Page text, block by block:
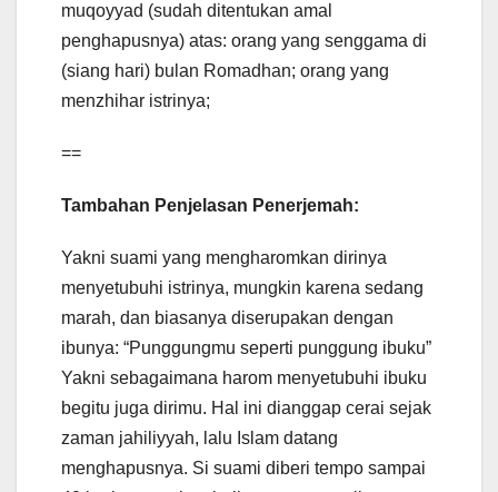
muqoyyad (sudah ditentukan amal
penghapusnya) atas: orang yang senggama di
(siang hari) bulan Romadhan; orang yang
menzhihar istrinya;
==
Tambahan Penjelasan Penerjemah:
Yakni suami yang mengharomkan dirinya
menyetubuhi istrinya, mungkin karena sedang
marah, dan biasanya diserupakan dengan
ibunya: “Punggungmu seperti punggung ibuku”
Yakni sebagaimana harom menyetubuhi ibuku
begitu juga dirimu. Hal ini dianggap cerai sejak
zaman jahiliyyah, lalu Islam datang
menghapusnya. Si suami diberi tempo sampai